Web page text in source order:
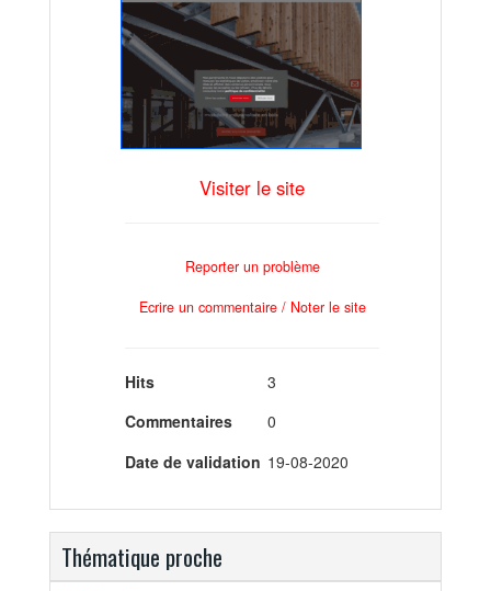
Visiter le site
Reporter un problème
Ecrire un commentaire / Noter le site
Hits
3
Commentaires
0
Date de validation 19-08-2020
Thématique proche